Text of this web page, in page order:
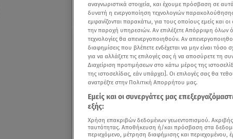
αναγνωριστικά στοιχεία, και έχουμε πρόσβαση σε
δυνατή η ενεργοποίηση τεχνολογιών
εμφανίζονται παρακάτω, για τους οποίους εμείς και
την παροχή υπηρεσιών. Αν επιλέξετε Απόρριψη
τεχνολογίες θα απενεργοποιηθούν. Αν
διαφημίσεις που βλέπετε ενδέχεται να μην είναι
για να αλλάξετε τις επιλογές σας ή να αποσύρετε τη
Διαχείριση προτιμήσεων στο κάτω μέρος της
της ιστοσελίδας, εάν υπάρχει]. Οι επιλογές σας θα
ανατρέξτε στην Πολιτική Απορρήτου μας.
Εμείς και οι συνεργάτες μας
εξής:
Χρήση επακριβών δεδομένων γεωεντοπισμού.
ταυτότητας. Αποθήκευση ή/και πρόσβαση στα
περιεχόμενο, μέτρηση διαφήμισης και περιεχομένου,